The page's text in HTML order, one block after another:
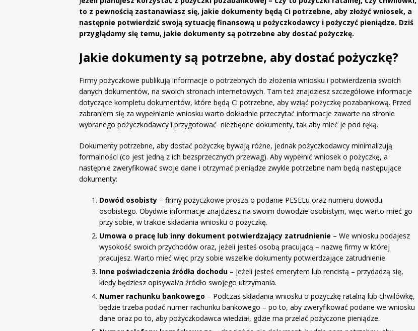
to z pewnością zastanawiasz się, jakie dokumenty będą Ci potrzebne, aby złożyć wniosek, a
następnie potwierdzić swoją sytuację finansową u pożyczkodawcy i pożyczyć pieniądze. Dziś
przyglądamy się temu, jakie dokumenty są potrzebne aby dostać pożyczkę.
Jakie dokumenty są potrzebne, aby dostać pożyczkę?
Firmy pożyczkowe publikują informacje o potrzebnych do złożenia wniosku i potwierdzenia swoich
danych dokumentów, na swoich stronach internetowych. Tam też znajdziesz szczegółowe informacje
dotyczące kompletu dokumentów, które będą Ci potrzebne, aby wziąć pożyczkę pozabankową. Przed
zabraniem się za wypełnianie wniosku warto dokładnie przeczytać informacje zawarte na stronie
wybranego pożyczkodawcy i przygotować niezbędne dokumenty, tak aby mieć je pod ręką.
Dokumenty potrzebne, aby dostać pożyczkę bywają różne, jednak pożyczkodawcy minimalizują
formalności (co jest jedną z ich bezsprzecznych przewag). Aby wypełnić wniosek o pożyczkę, a
następnie zweryfikować swoje dane i otrzymać pieniądze zwykle potrzebne nam będą następujące
dokumenty:
Dowód osobisty – firmy pożyczkowe proszą o podanie PESELu oraz numeru dowodu
osobistego. Obydwie informacje znajdziesz na swoim dowodzie osobistym, więc warto mieć go
przy sobie, w trakcie składania wniosku o pożyczkę.
Umowa o pracę lub inny dokument potwierdzający zatrudnienie – We wniosku podajesz
wysokość swoich przychodów oraz, jeżeli jesteś osobą pracującą – nazwę firmy w której
pracujesz. Warto mieć więc przy sobie wszelkie dokumenty potwierdzające zatrudnienie.
Inne poświadczenia źródła dochodu – jeżeli jesteś emerytem lub rencistą – przydadzą się,
kiedy będziesz opisywał/a źródło swojego utrzymania.
Numer rachunku bankowego – Podczas składania wniosku o pożyczkę ratalną lub chwilówkę,
będzie trzeba podać numer rachunku bankowego – po to, aby zweryfikować podane we wniosku
dane oraz po to, aby pożyczkodawca wiedział, gdzie ma przelać pożyczone pieniądze.